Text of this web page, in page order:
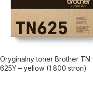
Oryginalny toner Brother TN-
625Y – yellow (1 800 stron)